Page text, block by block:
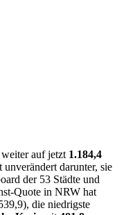
weiter auf jetzt 1.184,4
unverändert darunter, sie
der 53 Städte und
Quote in NRW hat
die niedrigste